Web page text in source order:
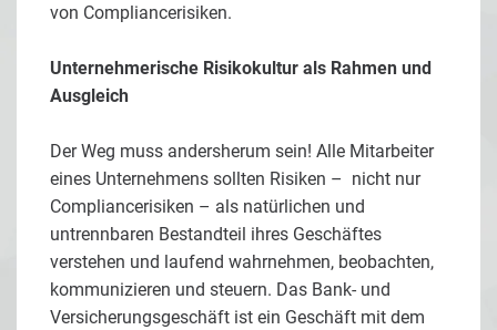
von Compliancerisiken.
Unternehmerische Risikokultur als Rahmen und
Ausgleich
Der Weg muss andersherum sein! Alle Mitarbeiter
eines Unternehmens sollten Risiken – nicht nur
Compliancerisiken – als natürlichen und
untrennbaren Bestandteil ihres Geschäftes
verstehen und laufend wahrnehmen, beobachten,
kommunizieren und steuern. Das Bank- und
Versicherungsgeschäft ist ein Geschäft mit dem